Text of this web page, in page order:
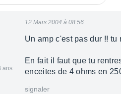
ans
12 Mars 2004 à 08:56
Un amp c'est pas dur !! tu
En fait il faut que tu
enceites de 4 ohms en
signaler